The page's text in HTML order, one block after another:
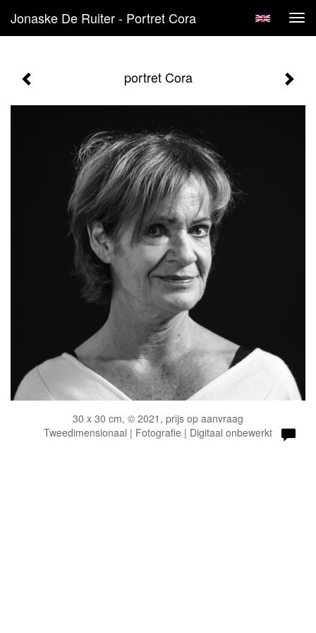
Jonaske De Ruiter - Portret Cora
portret Cora
30 x 30 cm, © 2021, prijs op aanvraag
Tweedimensionaal | Fotografie | Digitaal onbewerkt